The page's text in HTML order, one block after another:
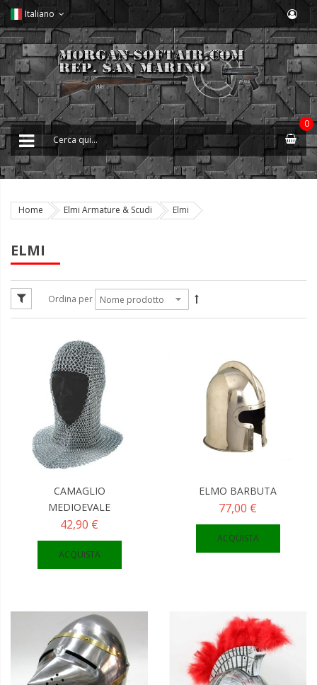
Italiano
0
Home Elmi Armature & Scudi Elmi
ELMI
Ordina per
CAMAGLIO
MEDIOEVALE
42,90 €
ACQUISTA
ELMO BARBUTA
77,00 €
ACQUISTA